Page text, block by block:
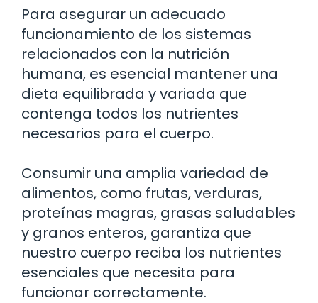
Para asegurar un adecuado
funcionamiento de los sistemas
relacionados con la nutrición
humana, es esencial mantener una
dieta equilibrada y variada que
contenga todos los nutrientes
necesarios para el cuerpo.
Consumir una amplia variedad de
alimentos, como frutas, verduras,
proteínas magras, grasas saludables
y granos enteros, garantiza que
nuestro cuerpo reciba los nutrientes
esenciales que necesita para
funcionar correctamente.